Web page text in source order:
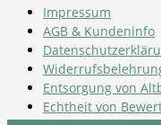
Impressum
AGB & Kundeninfo
Entsorgung von
Echtheit von